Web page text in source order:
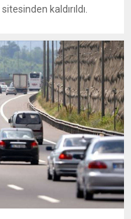
kaldırıldı.
Disiplin Kurulu’na